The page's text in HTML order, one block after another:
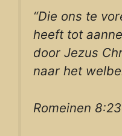
“Die ons te
heeft tot
door Jezus
naar het
Romeinen 8:23